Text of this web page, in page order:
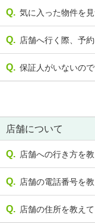
気に入った物件を
店舗へ行く際、予
保証人がいないの
店舗について
店舗への行き方を教
店舗の電話番号を教
店舗の住所を教えて